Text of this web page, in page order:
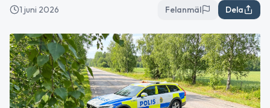
1 juni 2026 Felanmäl Dela